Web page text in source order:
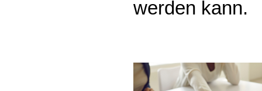
werden kann.